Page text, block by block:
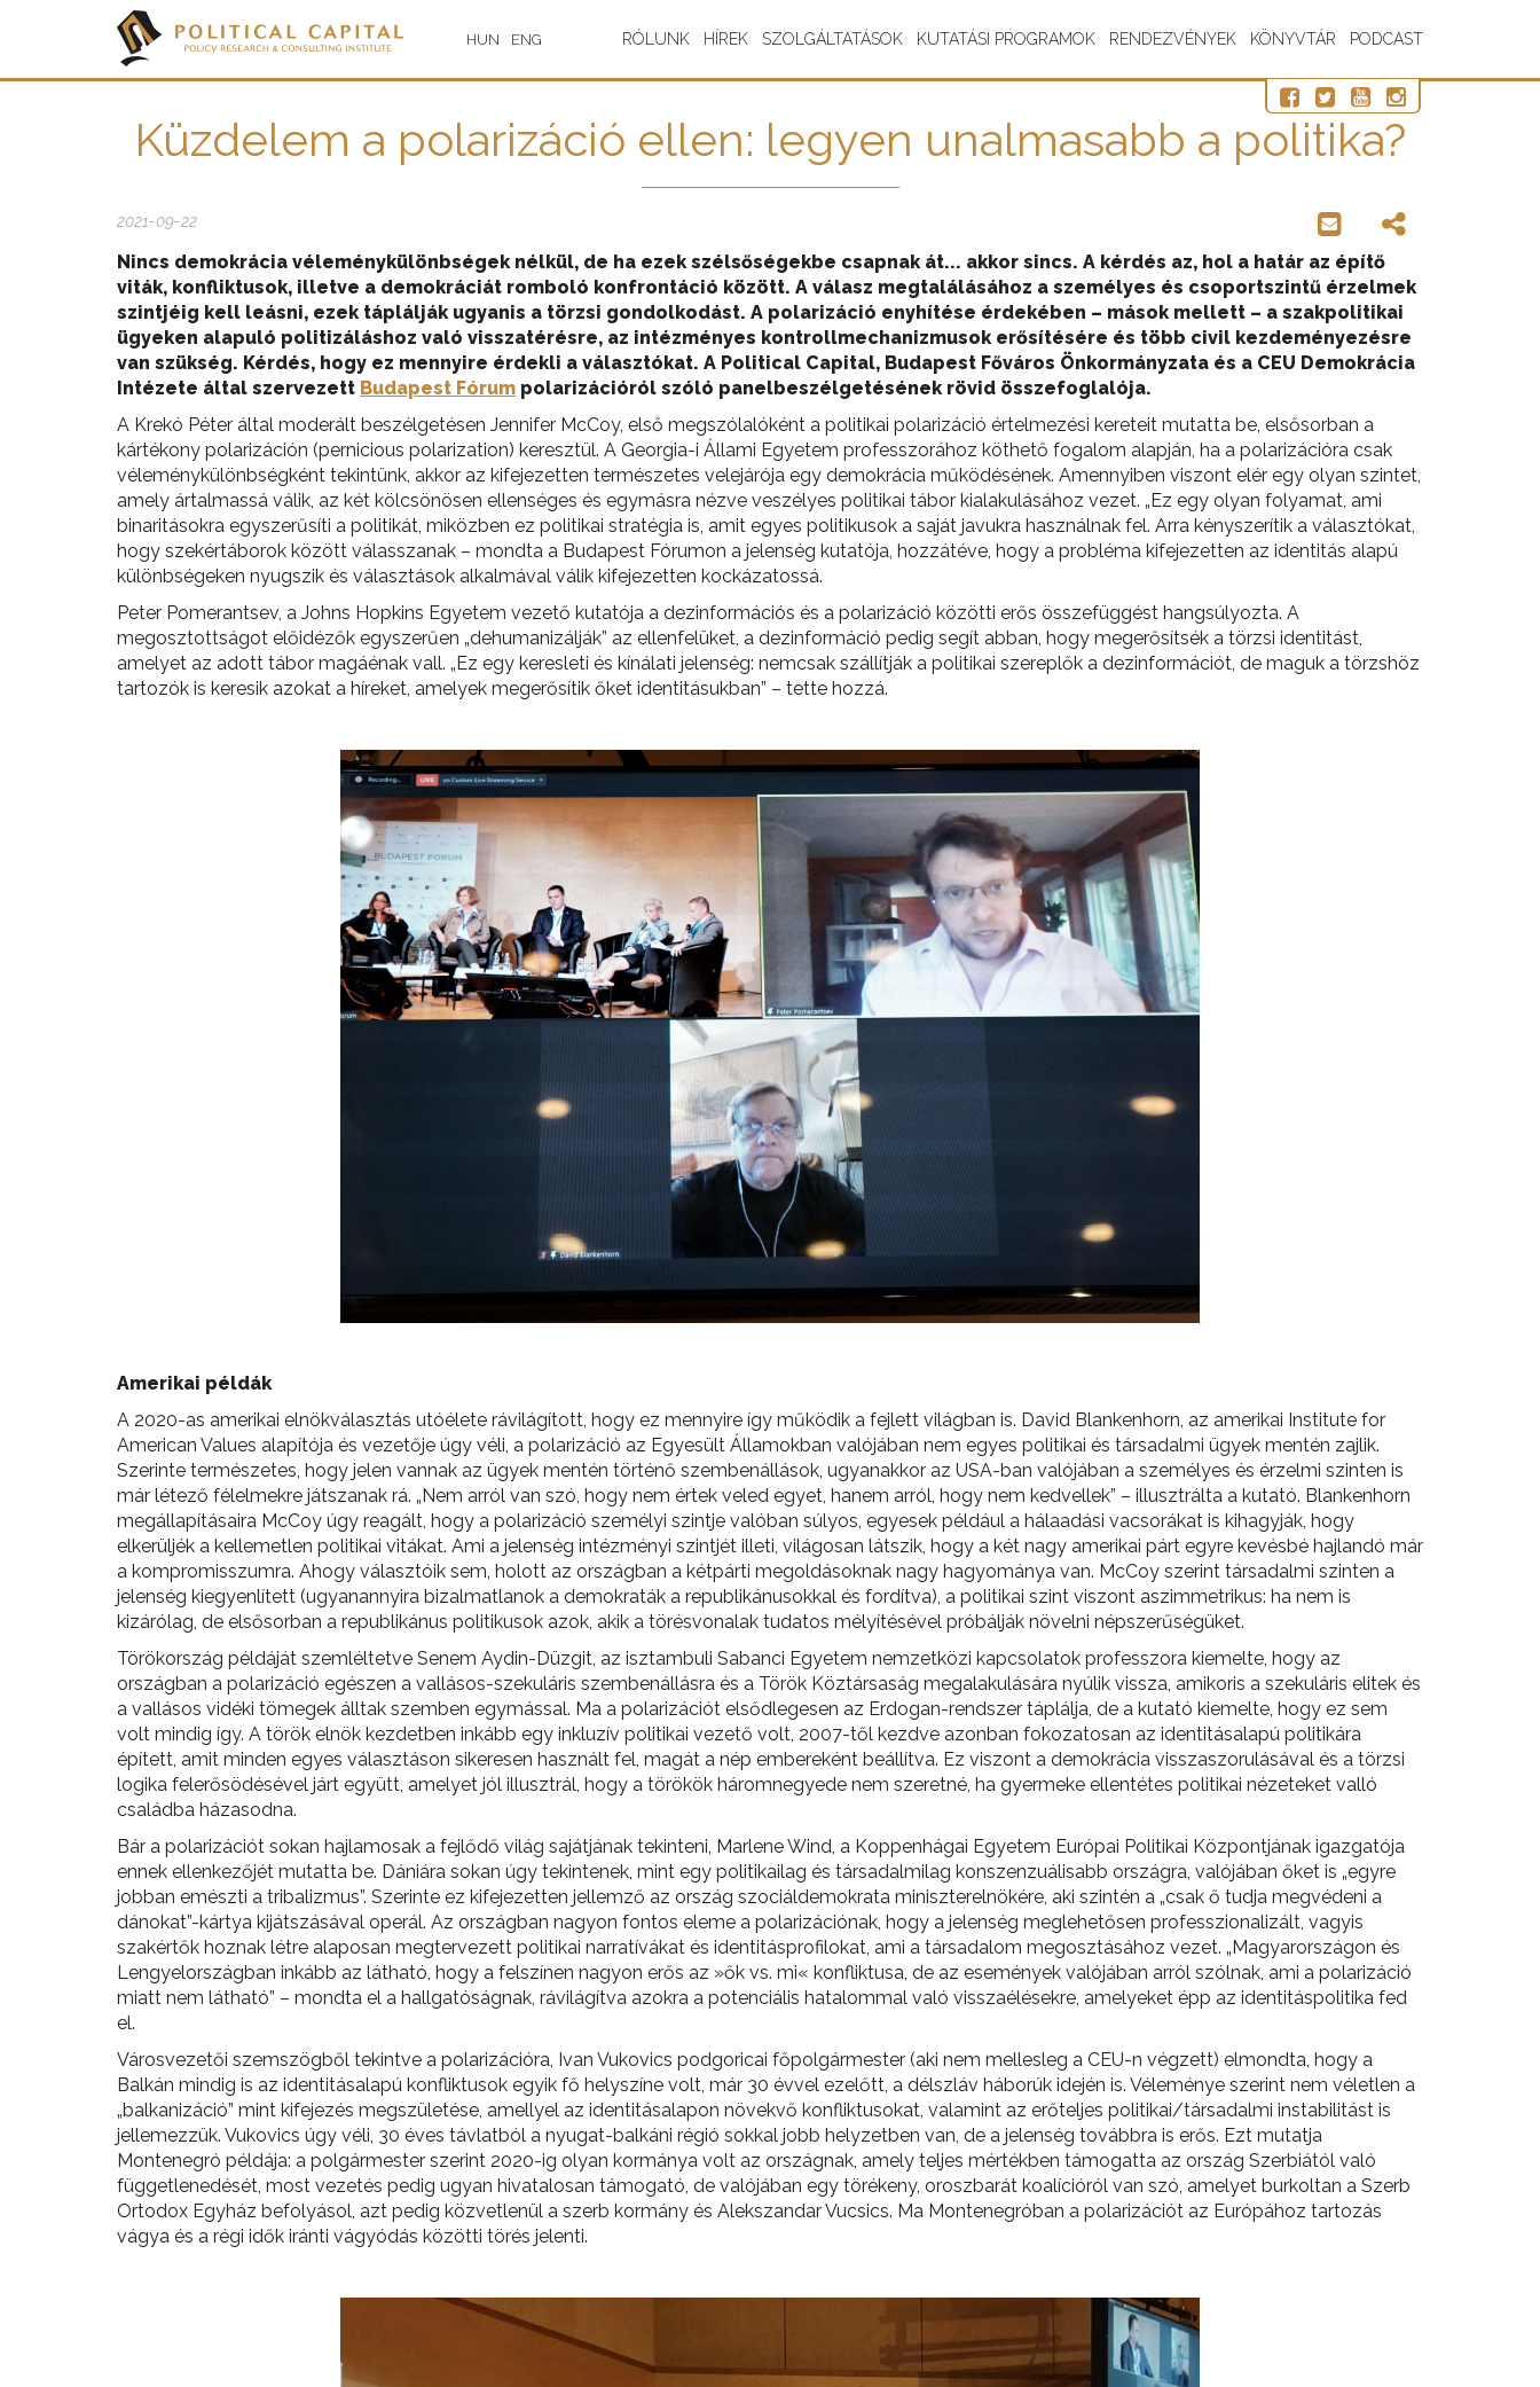
HUN ENG RÓLUNK HÍREK SZOLGÁLTATÁSOK KUTATÁSI PROGRAMOK RENDEZVÉNYEK KÖNYVTÁR PODCAST
Küzdelem a polarizáció ellen: legyen unalmasabb a politika?
2021-09-22
Nincs demokrácia véleménykülönbségek nélkül, de ha ezek szélsőségekbe csapnak át... akkor sincs. A kérdés az, hol a határ az építő
viták, konfliktusok, illetve a demokráciát romboló konfrontáció között. A válasz megtalálásához a személyes és csoportszintű érzelmek
szintjéig kell leásni, ezek táplálják ugyanis a törzsi gondolkodást. A polarizáció enyhítése érdekében – mások mellett – a szakpolitikai
ügyeken alapuló politizáláshoz való visszatérésre, az intézményes kontrollmechanizmusok erősítésére és több civil kezdeményezésre
van szükség. Kérdés, hogy ez mennyire érdekli a választókat. A Political Capital, Budapest Főváros Önkormányzata és a CEU Demokrácia
Intézete által szervezett Budapest Fórum polarizációról szóló panelbeszélgetésének rövid összefoglalója.
A Krekó Péter által moderált beszélgetésen Jennifer McCoy, első megszólalóként a politikai polarizáció értelmezési kereteit mutatta be, elsősorban a
kártékony polarizáción (pernicious polarization) keresztül. A Georgia-i Állami Egyetem professzorához köthető fogalom alapján, ha a polarizációra csak
véleménykülönbségként tekintünk, akkor az kifejezetten természetes velejárója egy demokrácia működésének. Amennyiben viszont elér egy olyan szintet,
amely ártalmassá válik, az két kölcsönösen ellenséges és egymásra nézve veszélyes politikai tábor kialakulásához vezet. „Ez egy olyan folyamat, ami
binaritásokra egyszerűsíti a politikát, miközben ez politikai stratégia is, amit egyes politikusok a saját javukra használnak fel. Arra kényszerítik a választókat,
hogy szekértáborok között válasszanak – mondta a Budapest Fórumon a jelenség kutatója, hozzátéve, hogy a probléma kifejezetten az identitás alapú
különbségeken nyugszik és választások alkalmával válik kifejezetten kockázatossá.
Peter Pomerantsev, a Johns Hopkins Egyetem vezető kutatója a dezinformációs és a polarizáció közötti erős összefüggést hangsúlyozta. A
megosztottságot előidézők egyszerűen „dehumanizálják” az ellenfelüket, a dezinformáció pedig segít abban, hogy megerősítsék a törzsi identitást,
amelyet az adott tábor magáénak vall. „Ez egy keresleti és kínálati jelenség: nemcsak szállítják a politikai szereplők a dezinformációt, de maguk a törzshöz
tartozók is keresik azokat a híreket, amelyek megerősítik őket identitásukban” – tette hozzá.
Amerikai példák
A 2020-as amerikai elnökválasztás utóélete rávilágított, hogy ez mennyire így működik a fejlett világban is. David Blankenhorn, az amerikai Institute for
American Values alapítója és vezetője úgy véli, a polarizáció az Egyesült Államokban valójában nem egyes politikai és társadalmi ügyek mentén zajlik.
Szerinte természetes, hogy jelen vannak az ügyek mentén történő szembenállások, ugyanakkor az USA-ban valójában a személyes és érzelmi szinten is
már létező félelmekre játszanak rá. „Nem arról van szó, hogy nem értek veled egyet, hanem arról, hogy nem kedvellek” – illusztrálta a kutató. Blankenhorn
megállapításaira McCoy úgy reagált, hogy a polarizáció személyi szintje valóban súlyos, egyesek például a hálaadási vacsorákat is kihagyják, hogy
elkerüljék a kellemetlen politikai vitákat. Ami a jelenség intézményi szintjét illeti, világosan látszik, hogy a két nagy amerikai párt egyre kevésbé hajlandó már
a kompromisszumra. Ahogy választóik sem, holott az országban a kétpárti megoldásoknak nagy hagyománya van. McCoy szerint társadalmi szinten a
jelenség kiegyenlített (ugyanannyira bizalmatlanok a demokraták a republikánusokkal és fordítva), a politikai szint viszont aszimmetrikus: ha nem is
kizárólag, de elsősorban a republikánus politikusok azok, akik a törésvonalak tudatos mélyítésével próbálják növelni népszerűségüket.
Törökország példáját szemléltetve Senem Aydin-Düzgit, az isztambuli Sabanci Egyetem nemzetközi kapcsolatok professzora kiemelte, hogy az
országban a polarizáció egészen a vallásos-szekuláris szembenállásra és a Török Köztársaság megalakulására nyúlik vissza, amikoris a szekuláris elitek és
a vallásos vidéki tömegek álltak szemben egymással. Ma a polarizációt elsődlegesen az Erdogan-rendszer táplálja, de a kutató kiemelte, hogy ez sem
volt mindig így. A török elnök kezdetben inkább egy inkluzív politikai vezető volt, 2007-től kezdve azonban fokozatosan az identitásalapú politikára
épített, amit minden egyes választáson sikeresen használt fel, magát a nép embereként beállítva. Ez viszont a demokrácia visszaszorulásával és a törzsi
logika felerősödésével járt együtt, amelyet jól illusztrál, hogy a törökök háromnegyede nem szeretné, ha gyermeke ellentétes politikai nézeteket valló
családba házasodna.
Bár a polarizációt sokan hajlamosak a fejlődő világ sajátjának tekinteni, Marlene Wind, a Koppenhágai Egyetem Európai Politikai Központjának igazgatója
ennek ellenkezőjét mutatta be. Dániára sokan úgy tekintenek, mint egy politikailag és társadalmilag konszenzuálisabb országra, valójában őket is „egyre
jobban emészti a tribalizmus”. Szerinte ez kifejezetten jellemző az ország szociáldemokrata miniszterelnökére, aki szintén a „csak ő tudja megvédeni a
dánokat”-kártya kijátszásával operál. Az országban nagyon fontos eleme a polarizációnak, hogy a jelenség meglehetősen professzionalizált, vagyis
szakértők hoznak létre alaposan megtervezett politikai narratívákat és identitásprofilokat, ami a társadalom megosztásához vezet. „Magyarországon és
Lengyelországban inkább az látható, hogy a felszínen nagyon erős az »ők vs. mi« konfliktusa, de az események valójában arról szólnak, ami a polarizáció
miatt nem látható” – mondta el a hallgatóságnak, rávilágítva azokra a potenciális hatalommal való visszaélésekre, amelyeket épp az identitáspolitika fed
el.
Városvezetői szemszögből tekintve a polarizációra, Ivan Vukovics podgoricai főpolgármester (aki nem mellesleg a CEU-n végzett) elmondta, hogy a
Balkán mindig is az identitásalapú konfliktusok egyik fő helyszíne volt, már 30 évvel ezelőtt, a délszláv háborúk idején is. Véleménye szerint nem véletlen a
„balkanizáció” mint kifejezés megszületése, amellyel az identitásalapon növekvő konfliktusokat, valamint az erőteljes politikai/társadalmi instabilitást is
jellemezzük. Vukovics úgy véli, 30 éves távlatból a nyugat-balkáni régió sokkal jobb helyzetben van, de a jelenség továbbra is erős. Ezt mutatja
Montenegró példája: a polgármester szerint 2020-ig olyan kormánya volt az országnak, amely teljes mértékben támogatta az ország Szerbiától való
függetlenedését, most vezetés pedig ugyan hivatalosan támogató, de valójában egy törékeny, oroszbarát koalícióról van szó, amelyet burkoltan a Szerb
Ortodox Egyház befolyásol, azt pedig közvetlenül a szerb kormány és Alekszandar Vucsics. Ma Montenegróban a polarizációt az Európához tartozás
vágya és a régi idők iránti vágyódás közötti törés jelenti.